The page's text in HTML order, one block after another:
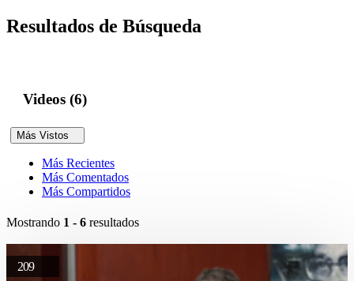
Resultados de Búsqueda
Videos (6)
Más Vistos
Más Recientes
Más Comentados
Más Compartidos
Mostrando 1 - 6 resultados
209